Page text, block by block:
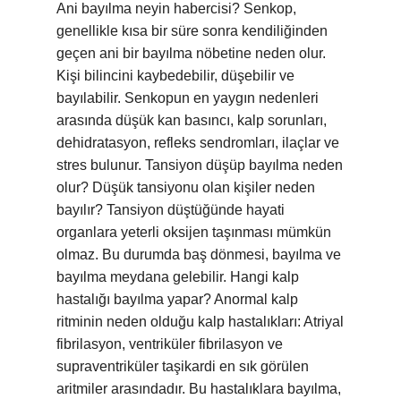
Ani bayılma neyin habercisi? Senkop,
genellikle kısa bir süre sonra kendiliğinden
geçen ani bir bayılma nöbetine neden olur.
Kişi bilincini kaybedebilir, düşebilir ve
bayılabilir. Senkopun en yaygın nedenleri
arasında düşük kan basıncı, kalp sorunları,
dehidratasyon, refleks sendromları, ilaçlar ve
stres bulunur. Tansiyon düşüp bayılma neden
olur? Düşük tansiyonu olan kişiler neden
bayılır? Tansiyon düştüğünde hayati
organlara yeterli oksijen taşınması mümkün
olmaz. Bu durumda baş dönmesi, bayılma ve
bayılma meydana gelebilir. Hangi kalp
hastalığı bayılma yapar? Anormal kalp
ritminin neden olduğu kalp hastalıkları: Atriyal
fibrilasyon, ventriküler fibrilasyon ve
supraventriküler taşikardi en sık görülen
aritmiler arasındadır. Bu hastalıklara bayılma,